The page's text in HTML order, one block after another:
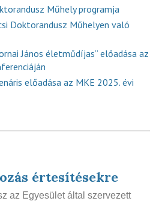
Műhely programja
Doktorandusz Műhelyen való
János életműdíjas” előadása az
előadása az MKE 2025. évi
értesítésekre
az Egyesület által szervezett